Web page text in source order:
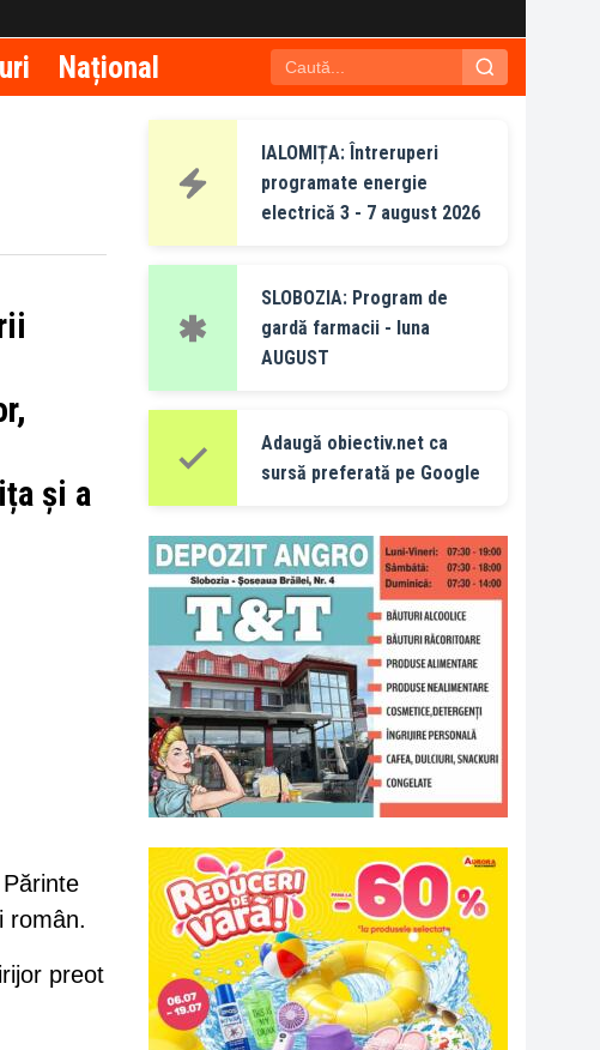
Național
și a
român.
preot
IALOMIȚA: Întreruperi
programate energie
electrică 3 - 7 august 2026
SLOBOZIA: Program de
gardă farmacii - luna
AUGUST
Adaugă obiectiv.net ca
sursă preferată pe Google